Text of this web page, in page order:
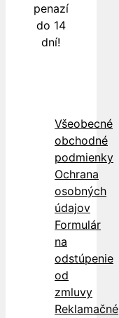
penazí
do 14
dní!
Všeobecné
obchodné
podmienky
Ochrana
osobných
údajov
Formulár
na
odstúpenie
od
zmluvy
Reklamačné